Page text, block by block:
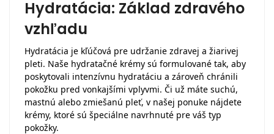
Hydratácia: Základ zdravého
vzhľadu
Hydratácia je kľúčová pre udržanie zdravej a žiarivej
pleti. Naše hydratačné krémy sú formulované tak, aby
poskytovali intenzívnu hydratáciu a zároveň chránili
pokožku pred vonkajšími vplyvmi. Či už máte suchú,
mastnú alebo zmiešanú pleť, v našej ponuke nájdete
krémy, ktoré sú špeciálne navrhnuté pre váš typ
pokožky.